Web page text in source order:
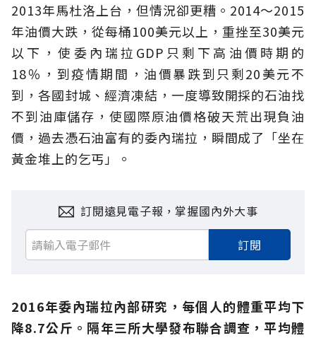
2013年馬杜洛上台，但情況卻更糟。2014～2015
年油價大跌，從每桶100美元以上，重挫至30美元
以下，使委內瑞拉GDP只剩下高油價時期的
18％，到疫情期間，油價暴跌到只剩20美元不
到，各國封城、經濟凍結，一度導致開採的石油找
不到油庫儲存，使國際原油價格破天荒出現負油
價，過去憑石油富有的委內瑞拉，瞬間成了「坐在
黃金堆上的乞丐」。
訂閱遠見電子報，掌握國內外大事
訂閱
2016年委內瑞拉內部研究，每個人的體重平均下
降8.7公斤。隔年三所大學發布聯合調查，平均體